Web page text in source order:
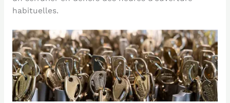
habituelles.